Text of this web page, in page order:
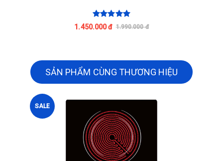
1.450.000 đ 1.990.000 đ
SẢN PHẨM CÙNG THƯƠNG HIỆU
SALE